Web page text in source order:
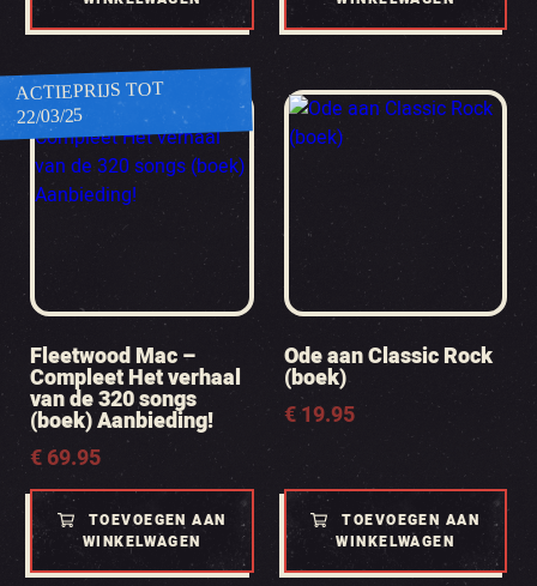
ACTIEPRIJS TOT
22/03/25
Fleetwood Mac –
Compleet Het verhaal
van de 320 songs
(boek) Aanbieding!
€69.95
TOEVOEGEN AAN
WINKELWAGEN
Ode aan Classic Rock
(boek)
€19.95
TOEVOEGEN AAN
WINKELWAGEN